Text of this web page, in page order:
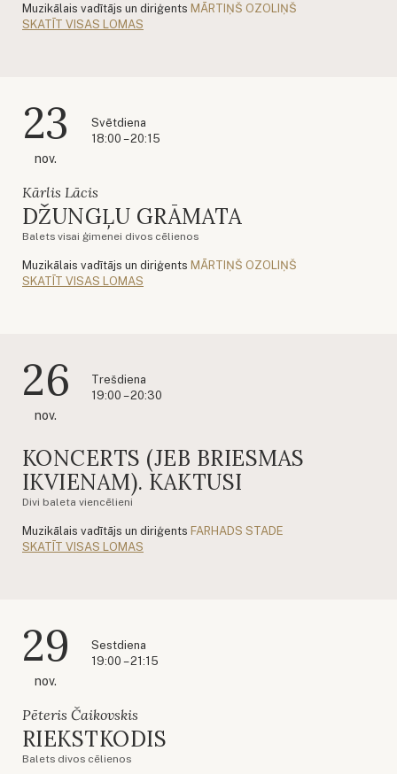
Muzikālais vadītājs un diriģents MĀRTIŅŠ OZOLIŅŠ
SKATĪT VISAS LOMAS
23
nov.
Svētdiena
18:00 – 20:15
Kārlis Lācis
DŽUNGĻU GRĀMATA
Balets visai ģimenei divos cēlienos
Muzikālais vadītājs un diriģents MĀRTIŅŠ OZOLIŅŠ
SKATĪT VISAS LOMAS
26
nov.
Trešdiena
19:00 – 20:30
KONCERTS (JEB BRIESMAS
IKVIENAM). KAKTUSI
Divi baleta viencēlieni
Muzikālais vadītājs un diriģents FARHADS STADE
SKATĪT VISAS LOMAS
29
nov.
Sestdiena
19:00 – 21:15
Pēteris Čaikovskis
RIEKSTKODIS
Balets divos cēlienos